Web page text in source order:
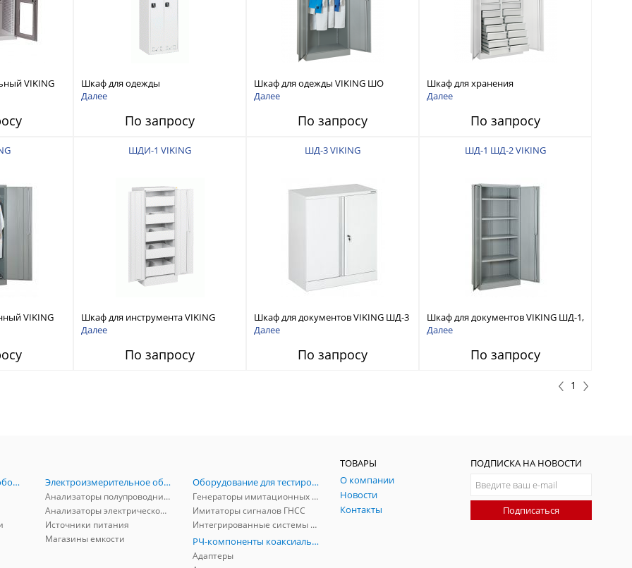
VIKING
Шкаф для одежды
двухсекционный VIKING ШО-3
Далее
По запросу
Шкаф для одежды VIKING ШО
Далее
По запросу
Шкаф для хранения
комплектующих VIKING ШКX
Далее
По запросу
VIKING
ШДИ-1 VIKING
Шкаф для инструмента VIKING
ШДИ-1
Далее
По запросу
ШД-3 VIKING
Шкаф для документов VIKING ШД-3
Далее
По запросу
ШД-1 ШД-2 VIKING
Шкаф для документов VIKING ШД-1,
ШД-2
Далее
По запросу
1
Радиоизмерительное оборудование
Электроизмерительное оборудование
Анализаторы полупроводников
Анализаторы электрической мощности
Источники питания
Магазины емкости
Оборудование для тестирования и симуляции ГНСС
Генераторы имитационных и заградительных помех
Имитаторы сигналов ГНСС
Интегрированные системы защиты от ГНСС-помех
РЧ-компоненты коаксиальные
Адаптеры
ТОВАРЫ
О компании
Новости
Контакты
ПОДПИСКА НА НОВОСТИ
Подписаться